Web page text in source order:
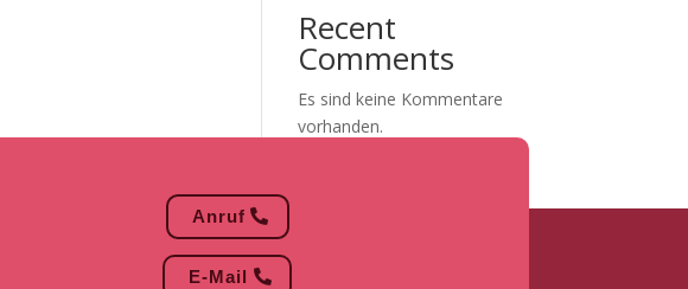
Recent
Comments
Es sind keine Kommentare
vorhanden.
Anruf
E-Mail